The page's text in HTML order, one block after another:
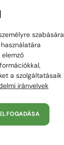
szabására
a szolgáltatásaik
irányelvek